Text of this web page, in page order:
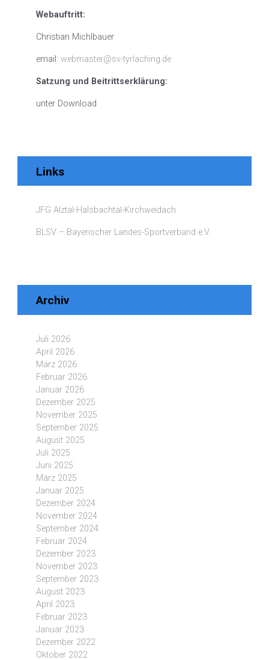
Webauftritt:
Christian Michlbauer
email: webmaster@sv-tyrlaching.de
Satzung und Beitrittserklärung:
unter Download
Links
JFG Alztal-Halsbachtal-Kirchweidach
BLSV – Bayerischer Landes-Sportverband e.V.
Archiv
Juli 2026
April 2026
März 2026
Februar 2026
Januar 2026
Dezember 2025
November 2025
September 2025
August 2025
Juli 2025
Juni 2025
März 2025
Januar 2025
Dezember 2024
November 2024
September 2024
Februar 2024
Dezember 2023
November 2023
September 2023
August 2023
April 2023
Februar 2023
Januar 2023
Dezember 2022
Oktober 2022